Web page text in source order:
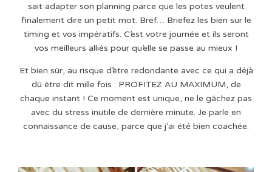
sait adapter son planning parce que les potes veulent
finalement dire un petit mot. Bref… Briefez les bien sur le
timing et vos impératifs. C’est votre journée et ils seront
vos meilleurs alliés pour qu’elle se passe au mieux !
Et bien sûr, au risque d’être redondante avec ce qui a déjà
dû être dit mille fois : PROFITEZ AU MAXIMUM, de
chaque instant ! Ce moment est unique, ne le gâchez pas
avec du stress inutile de dernière minute. Je parle en
connaissance de cause, parce que j’ai été bien coachée.